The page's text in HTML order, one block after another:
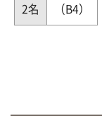
2名 （B4）